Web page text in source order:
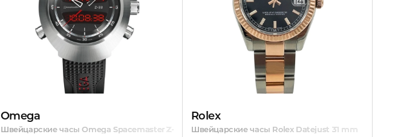
Omega
Швейцарские часы Omega Spacemaster Z‑33
Rolex
Швейцарские часы Rolex Datejust 31 mm